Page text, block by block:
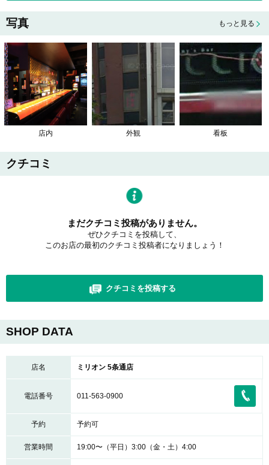
写真 もっと見る
店内 外観 看板
クチコミ
まだクチコミ投稿がありません。
ぜひクチコミを投稿して、
このお店の最初のクチコミ投稿者になりましょう！
クチコミを投稿する
SHOP DATA
店名 ミリオン 5条通店
電話番号 011-563-0900
予約 予約可
営業時間 19:00〜（平日）3:00（金・土）4:00